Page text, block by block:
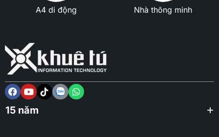
A4 di động Nhà thông minh
15 năm